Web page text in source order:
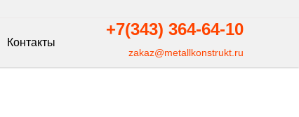
Контакты
+7(343) 364-64-10
zakaz@metallkonstrukt.ru